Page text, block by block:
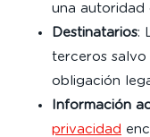
una autoridad
Destinatarios:
terceros salvo
obligación
Información
privacidad